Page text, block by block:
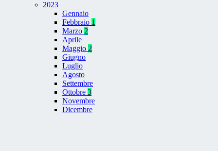
2023
Gennaio
Febbraio 1
Marzo 2
Aprile
Maggio 2
Giugno
Luglio
Agosto
Settembre
Ottobre 3
Novembre
Dicembre